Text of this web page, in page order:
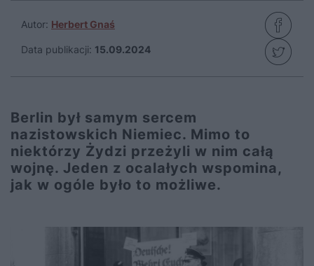
Autor: Herbert Gnaś
Data publikacji: 15.09.2024
Berlin był samym sercem
nazistowskich Niemiec. Mimo to
niektórzy Żydzi przeżyli w nim całą
wojnę. Jeden z ocalałych wspomina,
jak w ogóle było to możliwe.